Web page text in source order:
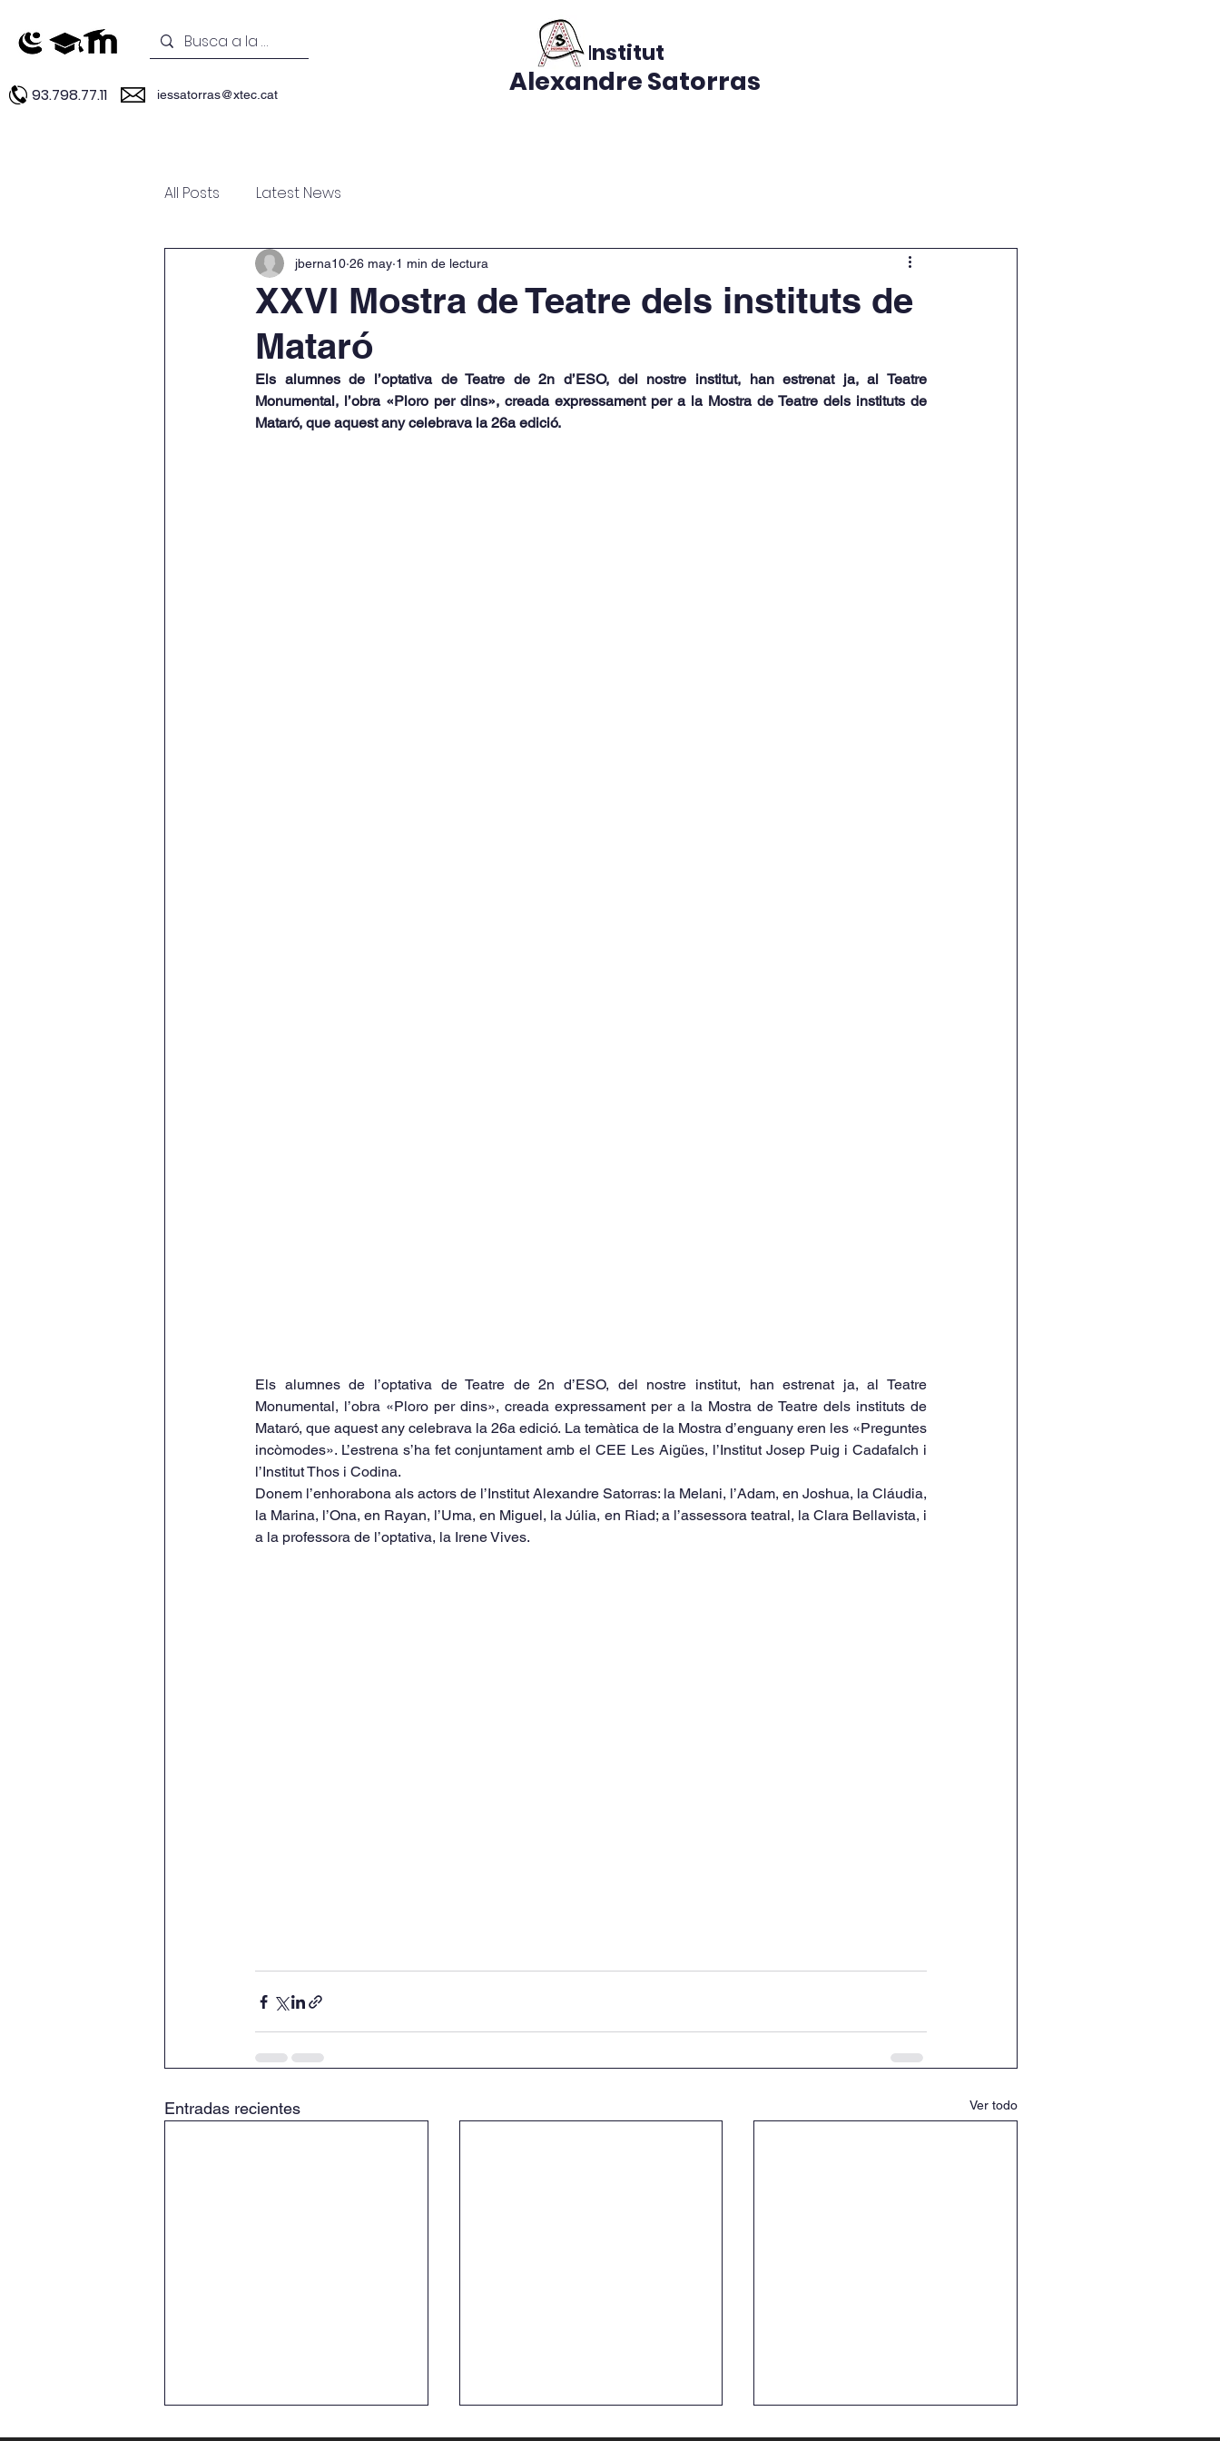
93.798.77.11 iessatorras@xtec.cat
Institut
Alexandre Satorras
All Posts Latest News
XXVI Mostra de Teatre dels instituts de
Mataró
jberna10 26 may 1 min de lectura
Els alumnes de l’optativa de Teatre de 2n d’ESO, del nostre institut, han estrenat ja, al Teatre
Monumental, l’obra «Ploro per dins», creada expressament per a la Mostra de Teatre dels instituts de
Mataró, que aquest any celebrava la 26a edició.
Els alumnes de l’optativa de Teatre de 2n d’ESO, del nostre institut, han estrenat ja, al Teatre
Monumental, l’obra «Ploro per dins», creada expressament per a la Mostra de Teatre dels instituts de
Mataró, que aquest any celebrava la 26a edició. La temàtica de la Mostra d’enguany eren les «Preguntes
incòmodes». L’estrena s’ha fet conjuntament amb el CEE Les Aigües, l’Institut Josep Puig i Cadafalch i
l’Institut Thos i Codina.
Donem l’enhorabona als actors de l’Institut Alexandre Satorras: la Melani, l’Adam, en Joshua, la Cláudia,
la Marina, l’Ona, en Rayan, l’Uma, en Miguel, la Júlia, en Riad; a l’assessora teatral, la Clara Bellavista, i
a la professora de l’optativa, la Irene Vives.
Entradas recientes Ver todo